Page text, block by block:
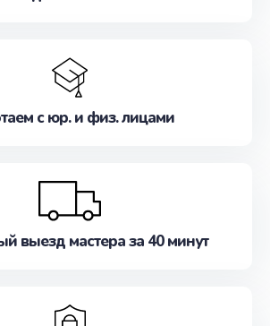
с юр. и физ. лицами
выезд мастера за 40 минут